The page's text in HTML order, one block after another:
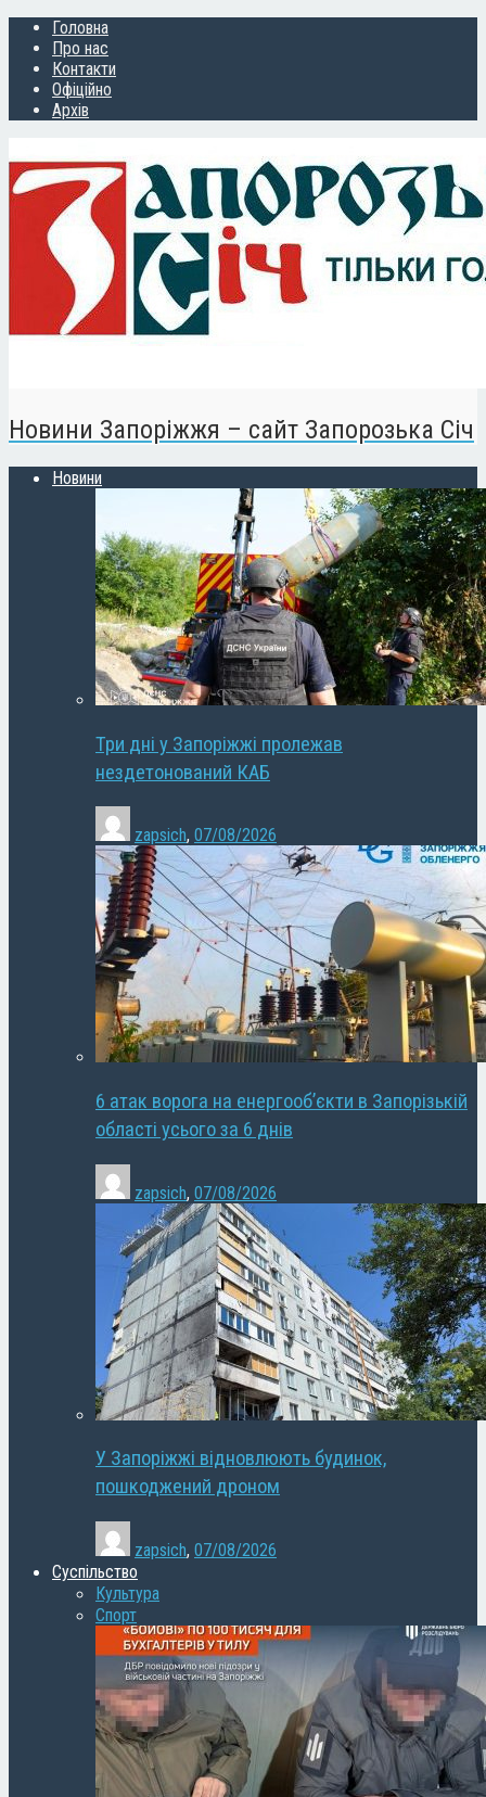
Головна
Про нас
Контакти
Офіційно
Архів
Новини Запоріжжя – сайт Запорозька Січ
Новини
Три дні у Запоріжжі пролежав
нездетонований КАБ
zapsich, 07/08/2026
6 атак ворога на енергооб’єкти в Запорізькій
області усього за 6 днів
zapsich, 07/08/2026
У Запоріжжі відновлюють будинок,
пошкоджений дроном
zapsich, 07/08/2026
Суспільство
Культура
Спорт